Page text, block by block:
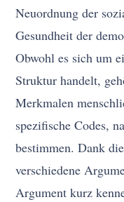
Neuordnung der
Gesundheit der
Obwohl es sich um
Struktur handelt,
Merkmalen
spezifische Codes,
bestimmen. Dank
verschiedene
Argument kurz